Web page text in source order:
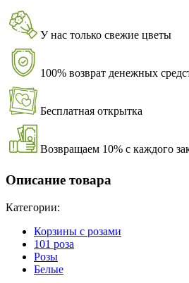
У нас только свежие цветы
100% возврат денежных
Бесплатная открытка
Возвращаем 10% с каждого
Описание товара
Категории:
Корзины с розами
101 роза
Розы
Белые